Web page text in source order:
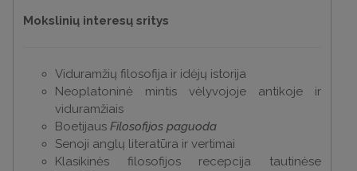
Mokslinių interesų sritys
Viduramžių filosofija ir idėjų istorija
Neoplatoninė mintis vėlyvojoje antikoje ir
viduramžiais
Boetijaus Filosofijos paguoda
Senoji anglų literatūra ir vertimai
Klasikinės filosofijos recepcija tautinėse